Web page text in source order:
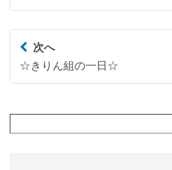
次へ
☆きりん組の一日☆